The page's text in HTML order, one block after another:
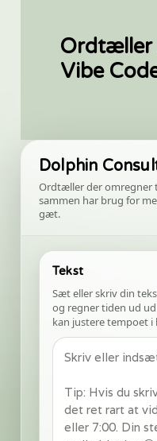
Ordtæller
Vibe
Dolphin
Ordtæller der omregner
sammen har brug for
gæt.
Tekst
Sæt eller skriv din
og regner tiden ud
kan justere tempoet i